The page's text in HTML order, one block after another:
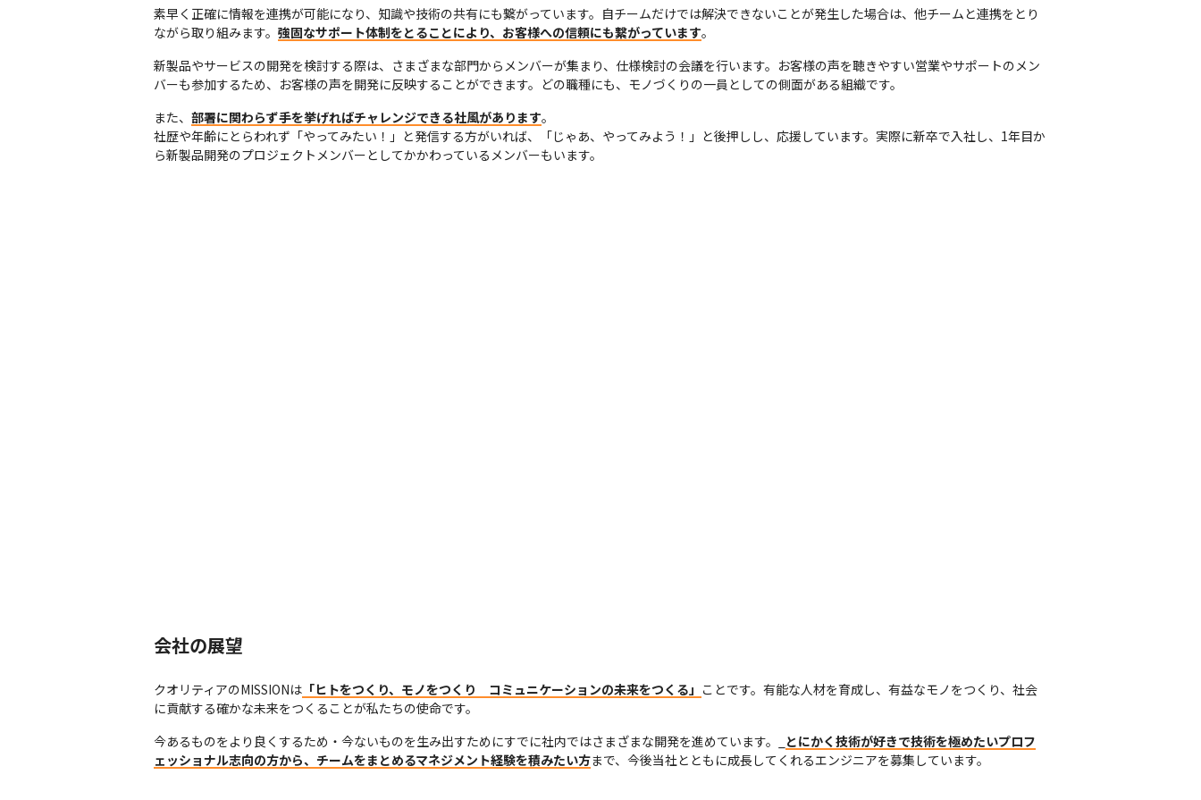
素早く正確に情報を連携が可能になり、知識や技術の共有にも繋がっています。自チームだけでは解決できないことが発生した場合は、他チームと連携をとり
ながら取り組みます。 強固なサポート体制をとることにより、お客様への信頼にも繋がっています。
新製品やサービスの開発を検討する際は、さまざまな部門からメンバーが集まり、仕様検討の会議を行います。お客様の声を聴きやすい営業やサポートのメン
バーも参加するため、お客様の声を開発に反映することができます。どの職種にも、モノづくりの一員としての側面がある組織です。
また、 部署に関わらず手を挙げればチャレンジできる社風があります。
社歴や年齢にとらわれず「やってみたい！」と発信する方がいれば、「じゃあ、やってみよう！」と後押しし、応援しています。実際に新卒で入社し、1年目か
ら新製品開発のプロジェクトメンバーとしてかかわっているメンバーもいます。
会社の展望
クオリティアのMISSIONは 「ヒトをつくり、モノをつくり　コミュニケーションの未来をつくる」 ことです。有能な人材を育成し、有益なモノをつくり、社会
に貢献する確かな未来をつくることが私たちの使命です。
今あるものをより良くするため・今ないものを生み出すためにすでに社内ではさまざまな開発を進めています。_ とにかく技術が好きで技術を極めたいプロフ
ェッショナル志向の方から、チームをまとめるマネジメント経験を積みたい方まで、今後当社とともに成長してくれるエンジニアを募集しています。